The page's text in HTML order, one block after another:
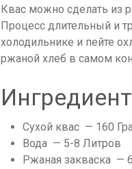
Квас можно сделать из
Процесс длительный и
холодильнике и пейте
ржаной хлеб в самом
Сухой квас — 160
Вода — 5-8 Литров
Ржаная закваска —